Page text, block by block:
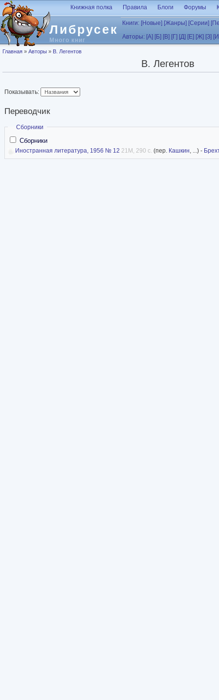
Перейти к основному содержанию
Либрусек
Много книг
Книжная полка Правила Блоги Форумы
Книги: [Новые] [Жанры] [Серии]
Авторы: [А] [Б] [В] [Г] [Д] [Е] [Ж] [З]
Вы здесь
Главная » Авторы » В. Легентов
В. Легентов
Показывать:
Переводчик
Скрыть
Сборники
Сборники
Иностранная литература, 1956 № 12 21M, 290 с. (пер. Кашкин, ...) -